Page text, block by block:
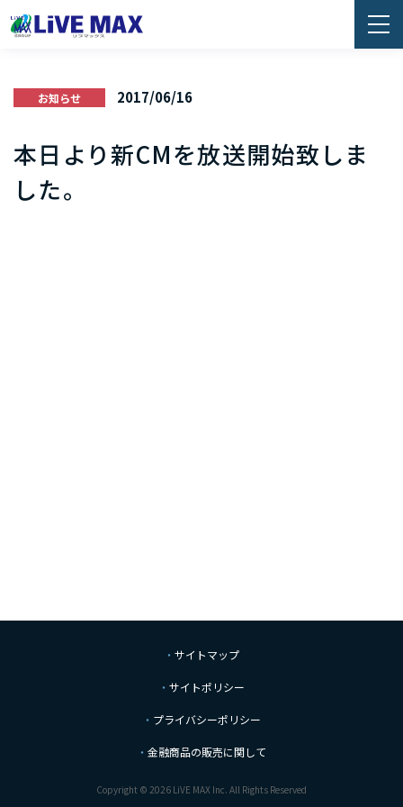
お知らせ 2017/06/16
本日より新CMを放送開始致しま
した。
サイトマップ
サイトポリシー
プライバシーポリシー
金融商品の販売に関して
Copyright © 2026 LiVE MAX Inc. All Rights Reserved